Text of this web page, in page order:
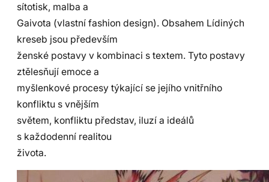
sítotisk, malba a
Gaivota (vlastní fashion design). Obsahem Lídiných
kreseb jsou především
ženské postavy v kombinaci s textem. Tyto postavy
ztělesňují emoce a
myšlenkové procesy týkající se jejího vnitřního
konfliktu s vnějším
světem, konfliktu představ, iluzí a ideálů
s každodenní realitou
života.